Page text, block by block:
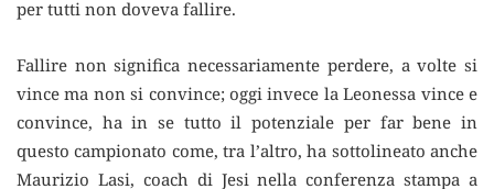
per tutti non doveva fallire.
Fallire non significa necessariamente perdere, a volte si
vince ma non si convince; oggi invece la Leonessa vince e
convince, ha in se tutto il potenziale per far bene in
questo campionato come, tra l’altro, ha sottolineato anche
Maurizio Lasi, coach di Jesi nella conferenza stampa a